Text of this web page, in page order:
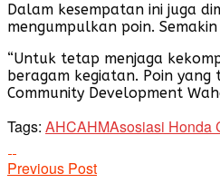
Dalam kesempatan ini juga
mengumpulkan poin.
“Untuk tetap menjaga
beragam kegiatan. Poin
Community Development
Tags: AHCAHMAsosiasi Honda
Previous Post